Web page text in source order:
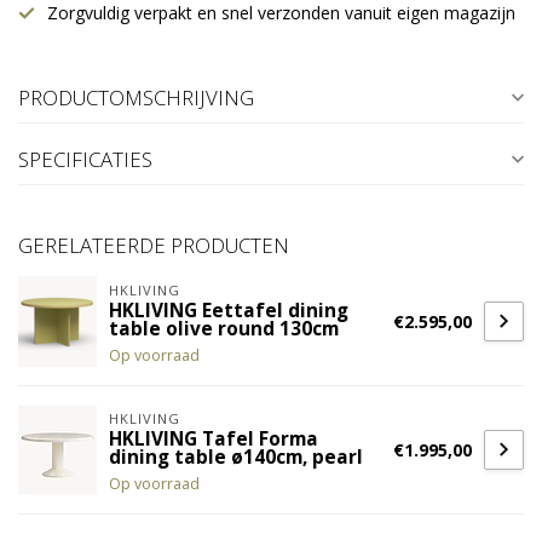
Zorgvuldig verpakt en snel verzonden vanuit eigen magazijn
PRODUCTOMSCHRIJVING
SPECIFICATIES
GERELATEERDE PRODUCTEN
HKLIVING
HKLIVING Eettafel dining
table olive round 130cm
Op voorraad
€2.595,00
HKLIVING
HKLIVING Tafel Forma
dining table ø140cm, pearl
Op voorraad
€1.995,00